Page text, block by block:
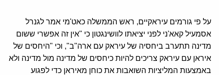
על פי גורמים עיראקיים, ראש הממשלה כאט'מי אמר לגנרל
אסמעיל קאא'ני לפני יציאתו לוושינגטון כי "אין זה אפשרי ששום
מדינה תתערב ביחסיה של עיראק עם ארה"ב", וכי "היחסים של
איראן עם עיראק צריכים להיות כיחסים של מדינה מול מדינה ולא
באמצעות המליציות השואבות את כוחן מאיראן כדי לפגוע